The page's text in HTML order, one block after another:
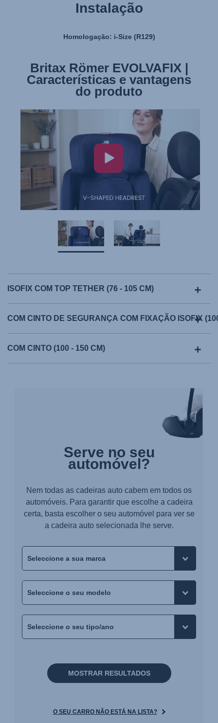
Instalação
Homologação: i-Size (R129)
Britax Römer EVOLVAFIX |
Características e vantagens
do produto
Britax Römer EVOLVAFIX |
Instalação
ISOFIX COM TOP TETHER (76 - 105 CM)
COM CINTO DE SEGURANÇA COM FIXAÇÃO ISOFIX
COM CINTO (100 - 150 CM)
Serve no seu
automóvel?
Nem todas as cadeiras auto cabem em todos os
automóveis. Para garantir que escolhe a cadeira
certa, basta escolher o seu automóvel para ver se
a cadeira auto selecionada lhe serve.
MOSTRAR RESULTADOS
O SEU CARRO NÃO ESTÁ NA LISTA?